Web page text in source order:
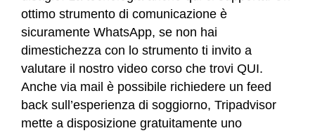
ottimo strumento di comunicazione è
sicuramente WhatsApp, se non hai
dimestichezza con lo strumento ti invito a
valutare il nostro video corso che trovi QUI.
Anche via mail è possibile richiedere un feed
back sull’esperienza di soggiorno, Tripadvisor
mette a disposizione gratuitamente uno